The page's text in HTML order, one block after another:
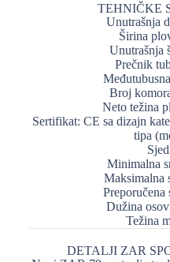
TEHNIČKE
Unutrašnja
Širina
Unutrašnja
Prečnik
Broj
Neto težina
Sertifikat: CE sa dizajn
tipa
Minimalna
Maksimalna
Preporučena
Dužina
Težina
DETALJI ZAR